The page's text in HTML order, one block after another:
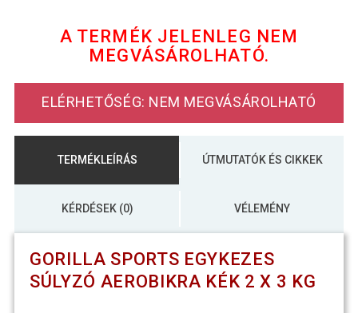
A TERMÉK JELENLEG NEM
MEGVÁSÁROLHATÓ.
ELÉRHETŐSÉG: NEM MEGVÁSÁROLHATÓ
TERMÉKLEÍRÁS ÚTMUTATÓK ÉS CIKKEK
KÉRDÉSEK (0) VÉLEMÉNY
GORILLA SPORTS EGYKEZES
SÚLYZÓ AEROBIKRA KÉK 2 X 3 KG